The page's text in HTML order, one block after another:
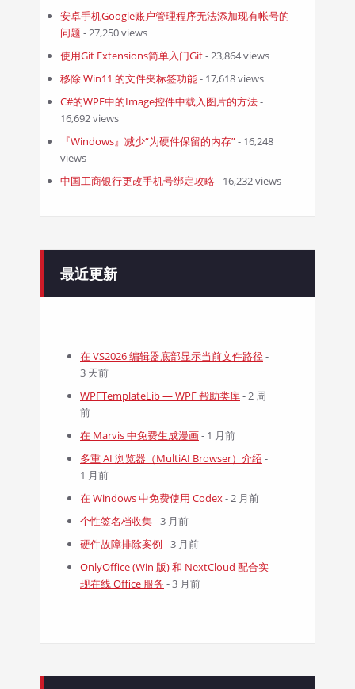
安卓手机Google账户管理程序无法添加现有帐号的
问题 - 27,250 views
使用Git Extensions简单入门Git- 23,864 views
移除 Win11 的文件夹标签功能- 17,618 views
C#的WPF中的Image控件中载入图片的方法-
16,692 views
『Windows』减少“为硬件保留的内存”- 16,248
views
中国工商银行更改手机号绑定攻略 - 16,232 views
最近更新
在 VS2026 编辑器底部显示当前文件路径-
3 天前
WPFTemplateLib — WPF 帮助类库- 2 周
前
在 Marvis 中免费生成漫画- 1 月前
多重 AI 浏览器（MultiAI Browser）介绍 -
1 月前
在 Windows 中免费使用 Codex- 2 月前
个性签名档收集- 3 月前
硬件故障排除案例 - 3 月前
OnlyOffice (Win 版) 和 NextCloud 配合实
现在线 Office 服务 - 3 月前